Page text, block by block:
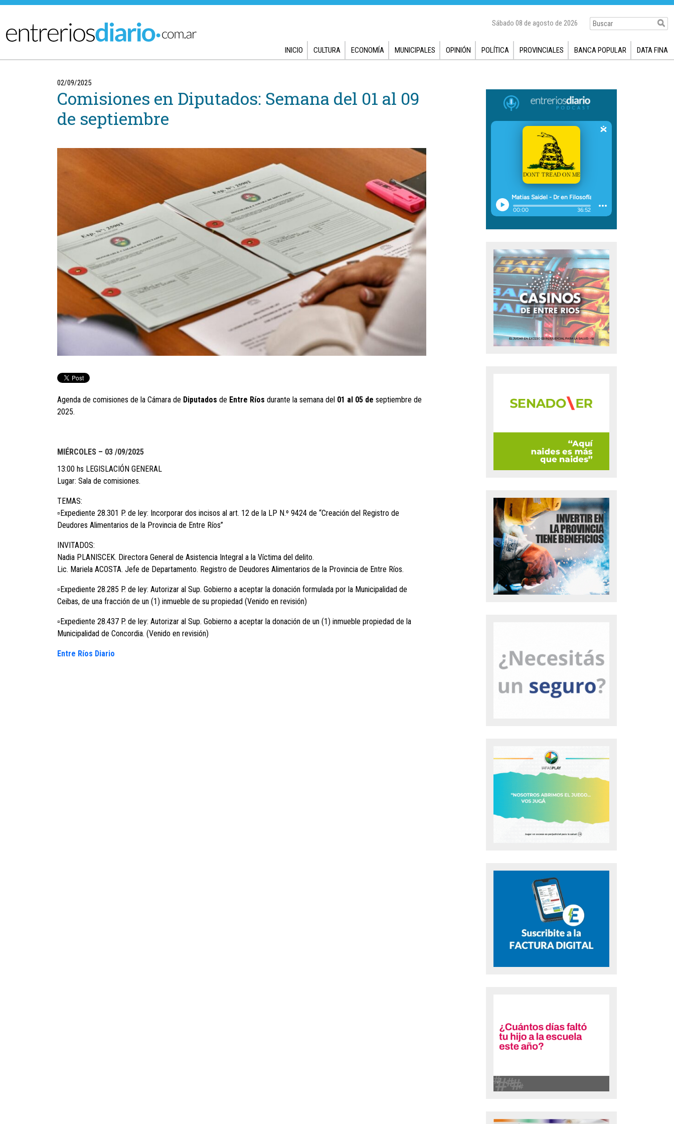
Ir al menú principal
Sábado 08 de agosto de 2026
INICIO CULTURA ECONOMÍA MUNICIPALES OPINIÓN POLÍTICA PROVINCIALES BANCA POPULAR DATA FINA
02/09/2025
Comisiones en Diputados: Semana del 01 al 09
de septiembre
Agenda de comisiones de la Cámara de Diputados de Entre Ríos durante la semana del 01 al 05 de septiembre de
2025.
MIÉRCOLES – 03 /09/2025
13:00 hs LEGISLACIÓN GENERAL
Lugar: Sala de comisiones.
TEMAS:
▫Expediente 28.301 P. de ley: Incorporar dos incisos al art. 12 de la LP N.º 9424 de “Creación del Registro de
Deudores Alimentarios de la Provincia de Entre Ríos”
INVITADOS:
Nadia PLANISCEK. Directora General de Asistencia Integral a la Víctima del delito.
Lic. Mariela ACOSTA. Jefe de Departamento. Registro de Deudores Alimentarios de la Provincia de Entre Ríos.
▫Expediente 28.285 P. de ley: Autorizar al Sup. Gobierno a aceptar la donación formulada por la Municipalidad de
Ceibas, de una fracción de un (1) inmueble de su propiedad (Venido en revisión)
▫Expediente 28.437 P. de ley: Autorizar al Sup. Gobierno a aceptar la donación de un (1) inmueble propiedad de la
Municipalidad de Concordia. (Venido en revisión)
Entre Ríos Diario